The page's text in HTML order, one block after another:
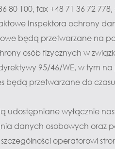
80 100, fax +48 71 36 72
Inspektora ochrony
będą przetwarzane na
osób fizycznych w
95/46/WE, w tym na
będą przetwarzane do
udostępniane wyłącznie
danych osobowych oraz
operatorowi